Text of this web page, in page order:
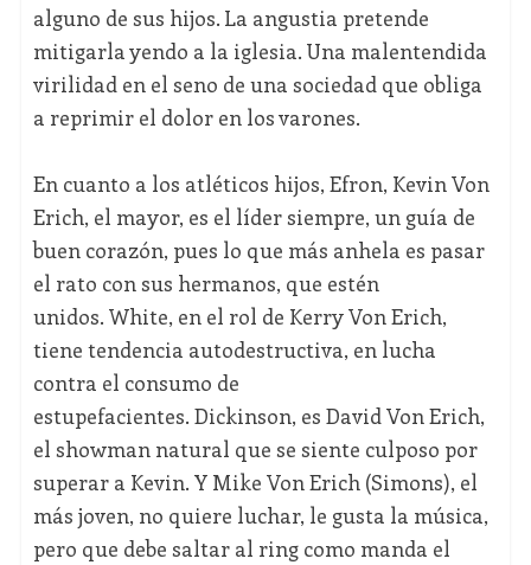
alguno de sus hijos. La angustia pretende
mitigarla yendo a la iglesia. Una malentendida
virilidad en el seno de una sociedad que obliga
a reprimir el dolor en los varones.
En cuanto a los atléticos hijos, Efron, Kevin Von
Erich, el mayor, es el líder siempre, un guía de
buen corazón, pues lo que más anhela es pasar
el rato con sus hermanos, que estén
unidos. White, en el rol de Kerry Von Erich,
tiene tendencia autodestructiva, en lucha
contra el consumo de
estupefacientes. Dickinson, es David Von Erich,
el showman natural que se siente culposo por
superar a Kevin. Y Mike Von Erich (Simons), el
más joven, no quiere luchar, le gusta la música,
pero que debe saltar al ring como manda el